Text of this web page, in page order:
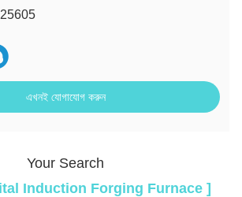
এখনই যোগাযোগ করুন
Your Search
Induction Forging Furnace ]